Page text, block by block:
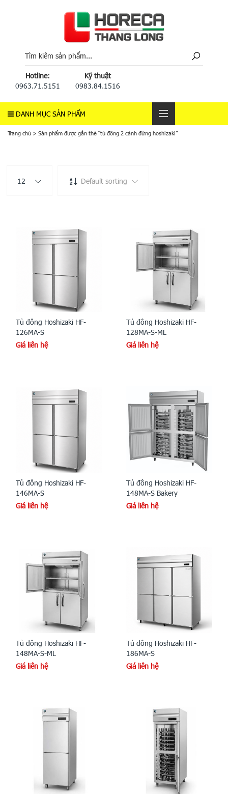
Hotline:
0963.71.5151
Kỹ thuật
0983.84.1516
DANH MỤC SẢN PHẨM
Trang chủ > Sản phẩm được gắn thẻ “tủ đông 2 cánh đứng hoshizaki”
12 Default sorting
Tủ đông Hoshizaki HF-
126MA-S
Giá liên hệ
Tủ đông Hoshizaki HF-
128MA-S-ML
Giá liên hệ
Tủ đông Hoshizaki HF-
146MA-S
Giá liên hệ
Tủ đông Hoshizaki HF-
148MA-S Bakery
Giá liên hệ
Tủ đông Hoshizaki HF-
148MA-S-ML
Giá liên hệ
Tủ đông Hoshizaki HF-
186MA-S
Giá liên hệ